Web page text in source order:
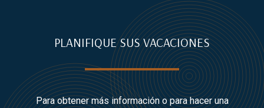
PLANIFIQUE SUS VACACIONES
Para obtener más información o para hacer una